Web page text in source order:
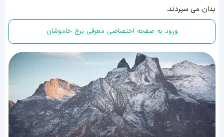
بدان می سپردند.
ورود به صفحه اختصاصی معرفی برج خاموشان